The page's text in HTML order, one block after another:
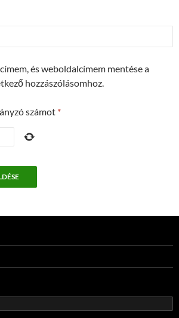
és weboldalcímem mentése a
hozzászólásomhoz.
számot *